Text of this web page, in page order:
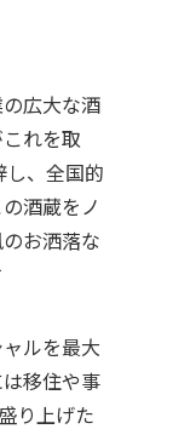
広大な酒
れを取
し、全国的
酒蔵をノ
お洒落な
ルを最大
移住や事
り上げた